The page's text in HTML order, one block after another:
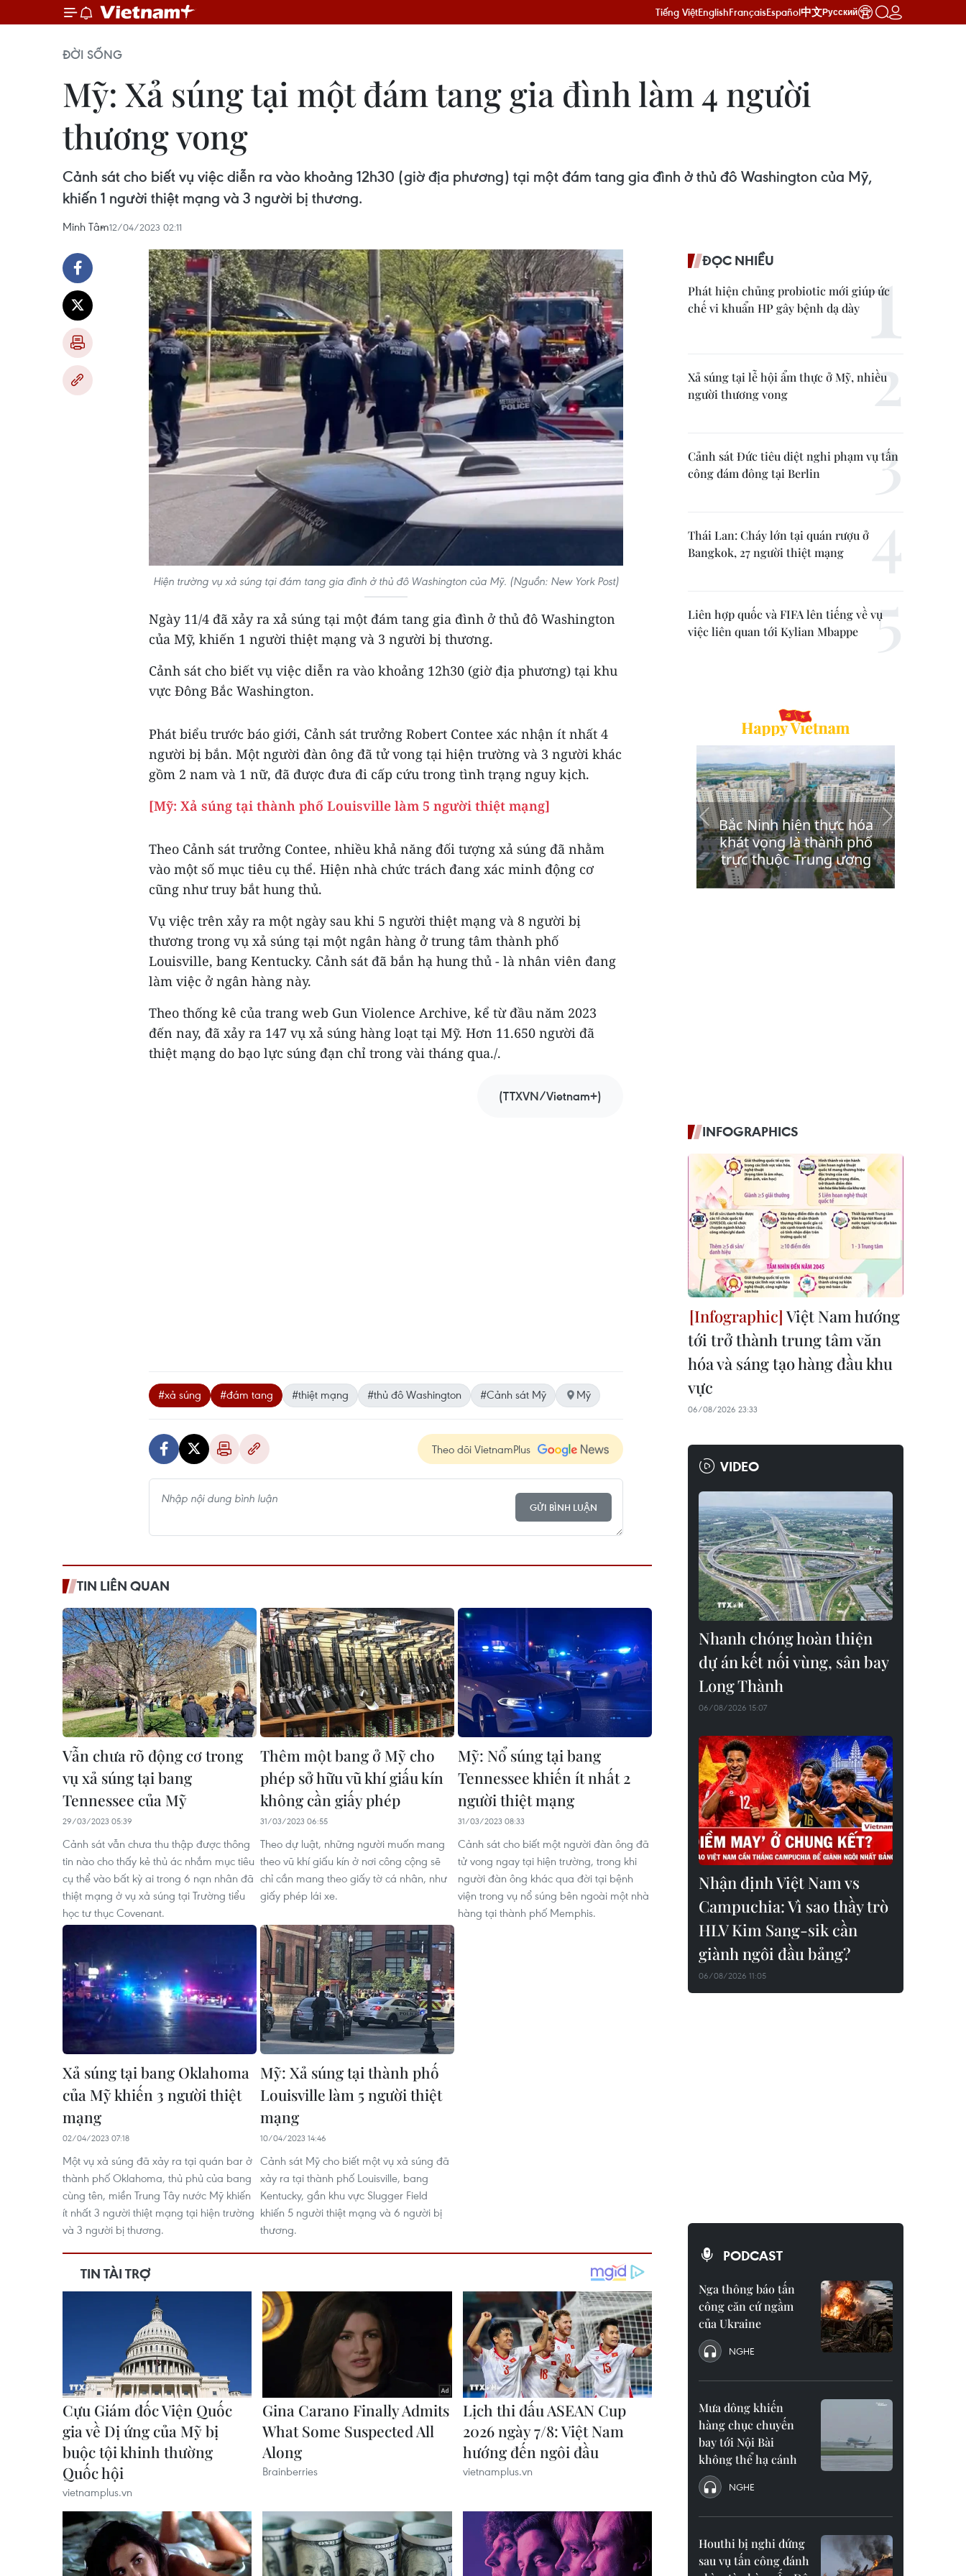
Tiếng ViệtEnglishFrançaisEspañol中文Русский
ĐỜI SỐNG
Mỹ: Xả súng tại một đám tang gia đình làm 4 người
thương vong
Cảnh sát cho biết vụ việc diễn ra vào khoảng 12h30 (giờ địa phương) tại một đám tang gia đình ở thủ đô Washington của Mỹ,
khiến 1 người thiệt mạng và 3 người bị thương.
Minh Tâm12/04/2023 02:11
Hiện trường vụ xả súng tại đám tang gia đình ở thủ đô Washington của Mỹ. (Nguồn: New York Post)
Ngày 11/4 đã xảy ra xả súng tại một đám tang gia đình ở thủ đô Washington
của Mỹ, khiến 1 người thiệt mạng và 3 người bị thương.
Cảnh sát cho biết vụ việc diễn ra vào khoảng 12h30 (giờ địa phương) tại khu
vực Đông Bắc Washington.
Phát biểu trước báo giới, Cảnh sát trưởng Robert Contee xác nhận ít nhất 4
người bị bắn. Một người đàn ông đã tử vong tại hiện trường và 3 người khác
gồm 2 nam và 1 nữ, đã được đưa đi cấp cứu trong tình trạng nguy kịch.
[Mỹ: Xả súng tại thành phố Louisville làm 5 người thiệt mạng]
Theo Cảnh sát trưởng Contee, nhiều khả năng đối tượng xả súng đã nhằm
vào một số mục tiêu cụ thể. Hiện nhà chức trách đang xác minh động cơ
cũng như truy bắt hung thủ.
Vụ việc trên xảy ra một ngày sau khi 5 người thiệt mạng và 8 người bị
thương trong vụ xả súng tại một ngân hàng ở trung tâm thành phố
Louisville, bang Kentucky. Cảnh sát đã bắn hạ hung thủ - là nhân viên đang
làm việc ở ngân hàng này.
Theo thống kê của trang web Gun Violence Archive, kể từ đầu năm 2023
đến nay, đã xảy ra 147 vụ xả súng hàng loạt tại Mỹ. Hơn 11.650 người đã
thiệt mạng do bạo lực súng đạn chỉ trong vài tháng qua./.
(TTXVN/Vietnam+)
#xả súng #đám tang #thiệt mạng #thủ đô Washington #Cảnh sát Mỹ Mỹ
Theo dõi VietnamPlus
GỬI BÌNH LUẬN
TIN LIÊN QUAN
Vẫn chưa rõ động cơ trong
vụ xả súng tại bang
Tennessee của Mỹ
29/03/2023 05:39
Cảnh sát vẫn chưa thu thập được thông
tin nào cho thấy kẻ thủ ác nhắm mục tiêu
cụ thể vào bất kỳ ai trong 6 nạn nhân đã
thiệt mạng ở vụ xả súng tại Trường tiểu
học tư thục Covenant.
Thêm một bang ở Mỹ cho
phép sở hữu vũ khí giấu kín
không cần giấy phép
31/03/2023 06:55
Theo dự luật, những người muốn mang
theo vũ khí giấu kín ở nơi công cộng sẽ
chỉ cần mang theo giấy tờ cá nhân, như
giấy phép lái xe.
Mỹ: Nổ súng tại bang
Tennessee khiến ít nhất 2
người thiệt mạng
31/03/2023 08:33
Cảnh sát cho biết một người đàn ông đã
tử vong ngay tại hiện trường, trong khi
người đàn ông khác qua đời tại bệnh
viện trong vụ nổ súng bên ngoài một nhà
hàng tại thành phố Memphis.
Xả súng tại bang Oklahoma
của Mỹ khiến 3 người thiệt
mạng
02/04/2023 07:18
Một vụ xả súng đã xảy ra tại quán bar ở
thành phố Oklahoma, thủ phủ của bang
cùng tên, miền Trung Tây nước Mỹ khiến
ít nhất 3 người thiệt mạng tại hiện trường
và 3 người bị thương.
Mỹ: Xả súng tại thành phố
Louisville làm 5 người thiệt
mạng
10/04/2023 14:46
Cảnh sát Mỹ cho biết một vụ xả súng đã
xảy ra tại thành phố Louisville, bang
Kentucky, gần khu vực Slugger Field
khiến 5 người thiệt mạng và 6 người bị
thương.
ĐỌC NHIỀU
Phát hiện chủng probiotic mới giúp ức
chế vi khuẩn HP gây bệnh dạ dày
Xả súng tại lễ hội ẩm thực ở Mỹ, nhiều
người thương vong
Cảnh sát Đức tiêu diệt nghi phạm vụ tấn
công đám đông tại Berlin
Thái Lan: Cháy lớn tại quán rượu ở
Bangkok, 27 người thiệt mạng
Liên hợp quốc và FIFA lên tiếng về vụ
việc liên quan tới Kylian Mbappe
INFOGRAPHICS
Việt Nam hướng
tới trở thành trung tâm văn
hóa và sáng tạo hàng đầu khu
vực
06/08/2026 23:33
VIDEO
Nhanh chóng hoàn thiện
dự án kết nối vùng, sân bay
Long Thành
06/08/2026 15:07
Nhận định Việt Nam vs
Campuchia: Vì sao thầy trò
HLV Kim Sang-sik cần
giành ngôi đầu bảng?
06/08/2026 11:05
PODCAST
Nga thông báo tấn
công căn cứ ngầm
của Ukraine
NGHE
Mưa dông khiến
hàng chục chuyến
bay tới Nội Bài
không thể hạ cánh
NGHE
Houthi bị nghi đứng
sau vụ tấn công đánh